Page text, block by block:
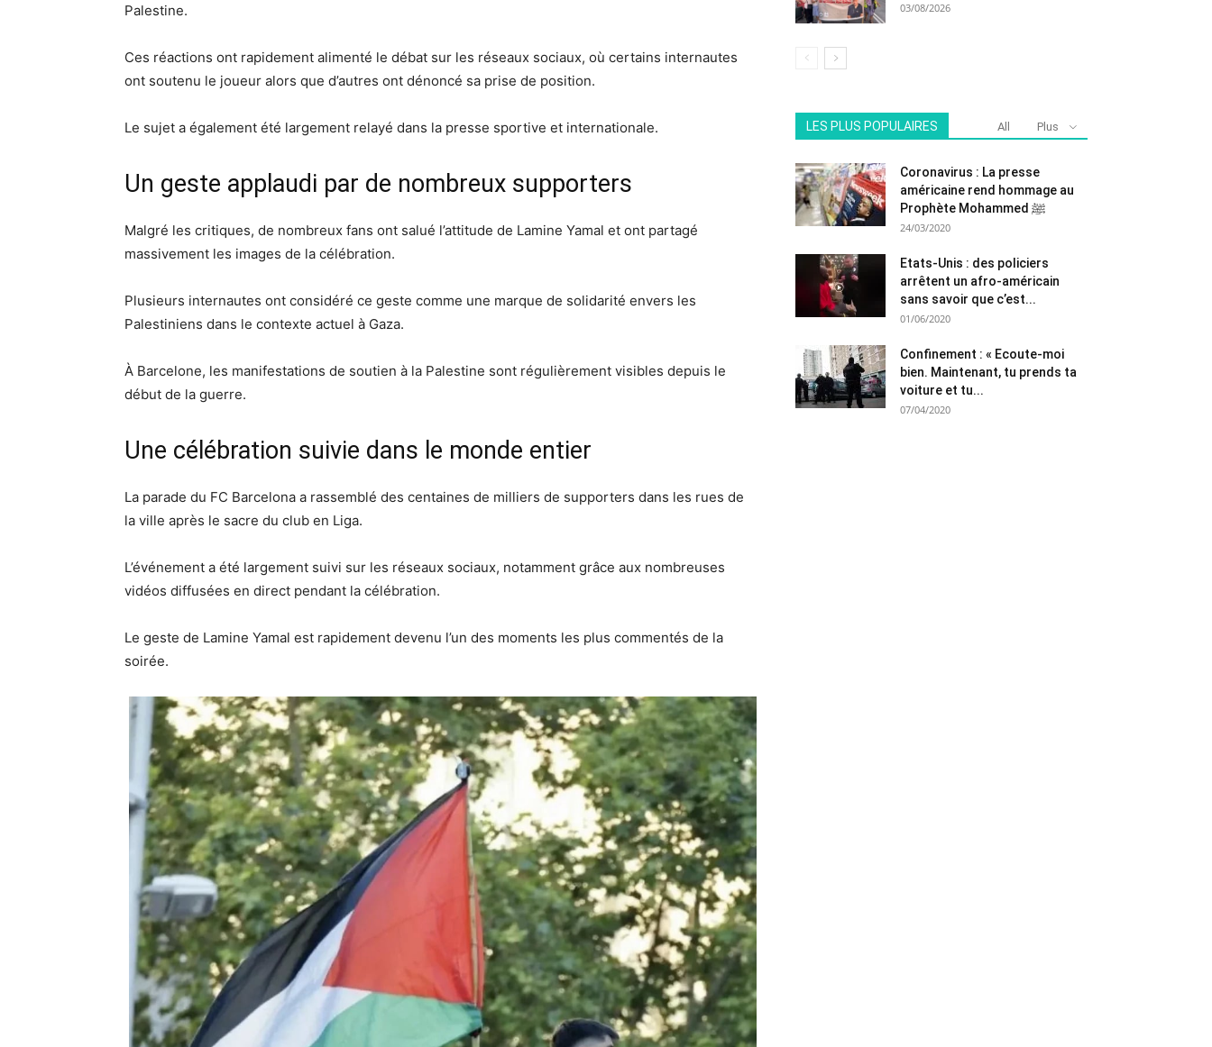
Palestine.
Ces réactions ont rapidement alimenté le débat sur les réseaux sociaux, où certains internautes
ont soutenu le joueur alors que d’autres ont dénoncé sa prise de position.
Le sujet a également été largement relayé dans la presse sportive et internationale.
Un geste applaudi par de nombreux supporters
Malgré les critiques, de nombreux fans ont salué l’attitude de Lamine Yamal et ont partagé
massivement les images de la célébration.
Plusieurs internautes ont considéré ce geste comme une marque de solidarité envers les
Palestiniens dans le contexte actuel à Gaza.
À Barcelone, les manifestations de soutien à la Palestine sont régulièrement visibles depuis le
début de la guerre.
Une célébration suivie dans le monde entier
La parade du FC Barcelona a rassemblé des centaines de milliers de supporters dans les rues de
la ville après le sacre du club en Liga.
L’événement a été largement suivi sur les réseaux sociaux, notamment grâce aux nombreuses
vidéos diffusées en direct pendant la célébration.
Le geste de Lamine Yamal est rapidement devenu l’un des moments les plus commentés de la
soirée.
03/08/2026
LES PLUS POPULAIRES All Plus
Coronavirus : La presse
américaine rend hommage au
Prophète Mohammed ﷺ
24/03/2020
Etats-Unis : des policiers
arrêtent un afro-américain
sans savoir que c’est...
01/06/2020
Confinement : « Ecoute-moi
bien. Maintenant, tu prends ta
voiture et tu...
07/04/2020